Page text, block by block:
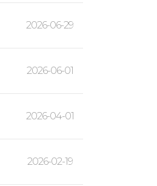
2026-06-29
2026-06-01
2026-04-01
2026-02-19